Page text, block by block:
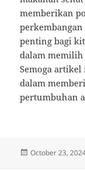
memberikan
perkembangan
penting bagi
dalam
Semoga
dalam
pertumbuhan
Posted
October 23,